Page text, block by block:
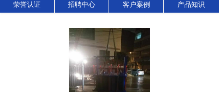
荣誉认证 招聘中心 客户案例 产品知识